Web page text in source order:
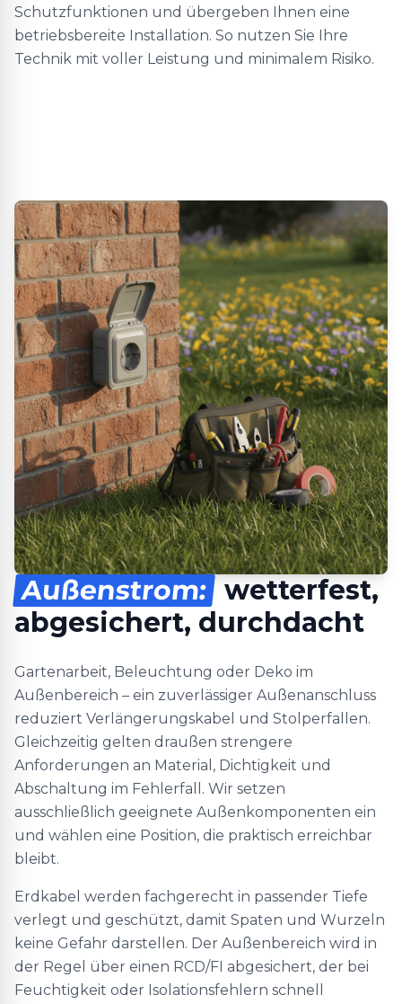
Schutzfunktionen und übergeben Ihnen eine
betriebsbereite Installation. So nutzen Sie Ihre
Technik mit voller Leistung und minimalem Risiko.
Außenstrom: wetterfest,
abgesichert, durchdacht
Gartenarbeit, Beleuchtung oder Deko im
Außenbereich – ein zuverlässiger Außenanschluss
reduziert Verlängerungskabel und Stolperfallen.
Gleichzeitig gelten draußen strengere
Anforderungen an Material, Dichtigkeit und
Abschaltung im Fehlerfall. Wir setzen
ausschließlich geeignete Außenkomponenten ein
und wählen eine Position, die praktisch erreichbar
bleibt.
Erdkabel werden fachgerecht in passender Tiefe
verlegt und geschützt, damit Spaten und Wurzeln
keine Gefahr darstellen. Der Außenbereich wird in
der Regel über einen RCD/FI abgesichert, der bei
Feuchtigkeit oder Isolationsfehlern schnell